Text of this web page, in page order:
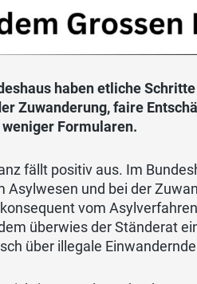
haben etliche
Zuwanderung, faire
Formularen.
fällt positiv aus. Im
Asylwesen und bei der
vom
überwies der Ständerat
über illegale